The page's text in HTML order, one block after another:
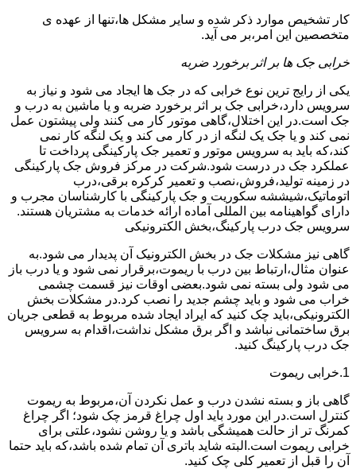
کار تشخیص موارد ذکر شده و سایر مشکل ها،تنها از عهده ی
متخصصین این امر،بر می آید.
خرابی جک ها بر اثر برخورد ضربه
یکی از رایج ترین نوع خرابی که در جک ها ایجاد می شود و نیاز به
سرویس دارد،خرابی جک بر اثر برخورد ضربه و یا ماشین به درب و
جک است.در این اختلال،گاهی موتور کار می کنند ولی پیشتون عمل
نمی کند و یا جک یک لنگه از در کار می کند و یک لنگه کار نمی
کند،که باید به سرویس موتور و تعمیر جک پارکینگی پرداخت تا
عملکرد جک در درست شود.شرکت در مرکز فروش جک پارکینگی
در زمینه تولید،فروش،نصب و تعمیر کرکره برقی،درب
اتوماتیک،شیششه سکوریت و جک پارکینگی با کارشناسان مجرب و
دارای گواهینامه بین المللی آماده ارائه خدمات به مشتریان هستند.
سرویس جک درب پارکینگ،بخش الکترونیکی
گاهی نیز مشکلات جک در بخش الکترونیک آن پدیدار می شود.به
عنوان مثال،ارتباط بین درب با ریموت،برقرار نمی شود و یا درب باز
می شود ولی بسته نمی شود.بعضی اوقات نیز قسمت چشمی
خراب می شود و باید چشم جدید را نصب کرد.در مشکلات بخش
الکترونیکی،باید چک کنید که ایراد ایجاد شده مربوط به قطعی جریان
برق ساختمانی نباشد و اگر برق مشکل نداشت،اقدام به سرویس
جک درب پارکینگ کنید.
1.خرابی ریموت
گاهی باز و بسته نشدن درب و عمل نکردن آن،مربوط به ریموت
کنترل است.در این مورد باید اول چراغ قرمز چک شود؛ اگر چراغ
کمرنگ تر از حالت همیشگی باشد و یا روشن نشود،علتی برای
خرابی ریموت است.البته شاید باتری آن تمام شده باشد،که باید حتما
آن را قبل از تعمیر کلی چک کنید.